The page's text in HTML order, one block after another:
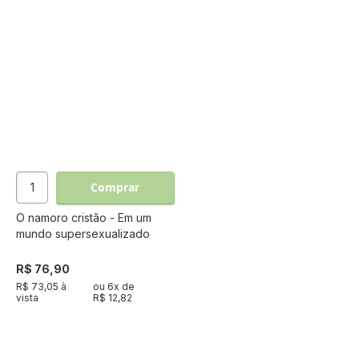
Comprar
O namoro cristão - Em um
mundo supersexualizado
R$ 76,90
R$ 73,05 à
vista
ou 6x de
R$ 12,82